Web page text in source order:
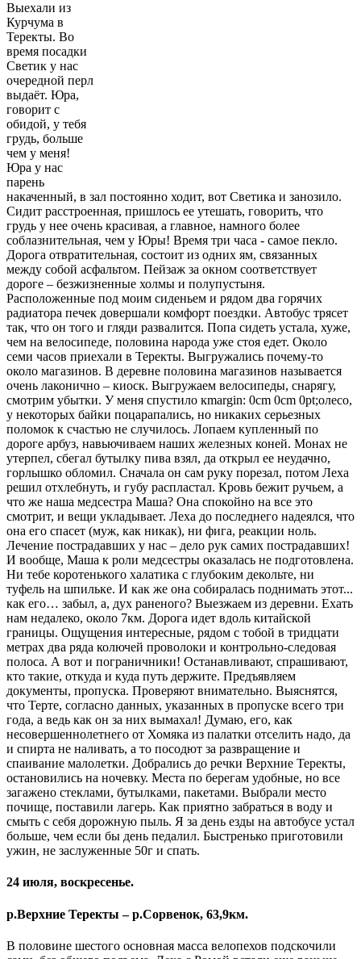
Выехали из
Курчума в
Теректы. Во
время посадки
Светик у нас
очередной перл
выдаёт. Юра,
говорит с
обидой, у тебя
грудь, больше
чем у меня!
Юра у нас
парень
накаченный, в зал постоянно ходит, вот Светика и занозило.
Сидит расстроенная, пришлось ее утешать, говорить, что
грудь у нее очень красивая, а главное, намного более
соблазнительная, чем у Юры! Время три часа - самое пекло.
Дорога отвратительная, состоит из одних ям, связанных
между собой асфальтом. Пейзаж за окном соответствует
дороге – безжизненные холмы и полупустыня.
Расположенные под моим сиденьем и рядом два горячих
радиатора печек довершали комфорт поездки. Автобус трясет
так, что он того и гляди развалится. Попа сидеть устала, хуже,
чем на велосипеде, половина народа уже стоя едет. Около
семи часов приехали в Теректы. Выгружались почему-то
около магазинов. В деревне половина магазинов называется
очень лаконично – киоск. Выгружаем велосипеды, снарягу,
смотрим убытки. У меня спустило кmargin: 0cm 0cm 0pt;олесо,
у некоторых байки поцарапались, но никаких серьезных
поломок к счастью не случилось. Лопаем купленный по
дороге арбуз, навьючиваем наших железных коней. Монах не
утерпел, сбегал бутылку пива взял, да открыл ее неудачно,
горлышко обломил. Сначала он сам руку порезал, потом Леха
решил отхлебнуть, и губу распластал. Кровь бежит ручьем, а
что же наша медсестра Маша? Она спокойно на все это
смотрит, и вещи укладывает. Леха до последнего надеялся, что
она его спасет (муж, как никак), ни фига, реакции ноль.
Лечение пострадавших у нас – дело рук самих пострадавших!
И вообще, Маша к роли медсестры оказалась не подготовлена.
Ни тебе коротенького халатика с глубоким декольте, ни
туфель на шпильке. И как же она собиралась поднимать этот...
как его… забыл, а, дух раненого? Выезжаем из деревни. Ехать
нам недалеко, около 7км. Дорога идет вдоль китайской
границы. Ощущения интересные, рядом с тобой в тридцати
метрах два ряда колючей проволоки и контрольно-следовая
полоса. А вот и пограничники! Останавливают, спрашивают,
кто такие, откуда и куда путь держите. Предъявляем
документы, пропуска. Проверяют внимательно. Выяснятся,
что Терте, согласно данных, указанных в пропуске всего три
года, а ведь как он за них вымахал! Думаю, его, как
несовершеннолетнего от Хомяка из палатки отселить надо, да
и спирта не наливать, а то посодют за развращение и
спаивание малолетки. Добрались до речки Верхние Теректы,
остановились на ночевку. Места по берегам удобные, но все
загажено стеклами, бутылками, пакетами. Выбрали место
почище, поставили лагерь. Как приятно забраться в воду и
смыть с себя дорожную пыль. Я за день езды на автобусе устал
больше, чем если бы день педалил. Быстренько приготовили
ужин, не заслуженные 50г и спать.
24 июля, воскресенье.
р.Верхние Теректы – р.Сорвенок, 63,9км.
В половине шестого основная масса велопехов подскочили